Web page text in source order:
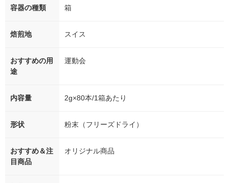
容器の種類 箱
焙煎地 スイス
おすすめの用
途
運動会
内容量 2g×80本/1箱あたり
形状 粉末（フリーズドライ）
おすすめ＆注
目商品
オリジナル商品